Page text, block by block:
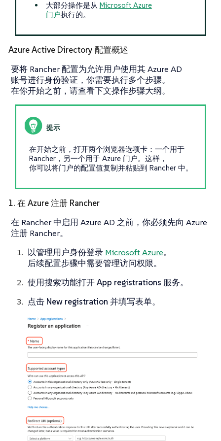
大部分操作是从 Microsoft Azure
门户执行的。
Azure Active Directory 配置概述
要将 Rancher 配置为允许用户使用其 Azure AD
账号进行身份验证，你需要执行多个步骤。
在你开始之前，请查看下文操作步骤大纲。
在开始之前，打开两个浏览器选项卡：一个用于
Rancher，另一个用于 Azure 门户。这样，
你可以将门户的配置值复制并粘贴到 Rancher 中。
1. 在 Azure 注册 Rancher
在 Rancher 中启用 Azure AD 之前，你必须先向 Azure
注册 Rancher。
以管理用户身份登录 Microsoft Azure。
后续配置步骤中需要管理访问权限。
使用搜索功能打开App registrations 服务。
点击 New registration 并填写表单。